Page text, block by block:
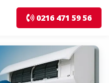
0216 471 59 56